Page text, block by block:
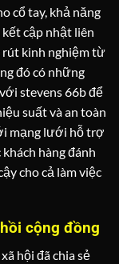
cổ tay, khả năng
kết cập nhật liên
rút kinh nghiệm từ
đó có những
stevens 66b để
suất và an toàn
mạng lưới hỗ trợ
hàng đánh
cho cả làm việc
cộng đồng
hội đã chia sẻ